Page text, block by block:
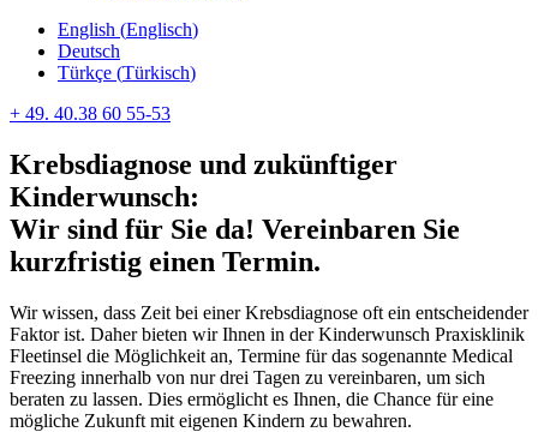
English (Englisch)
Deutsch
Türkçe (Türkisch)
+ 49. 40.38 60 55-53
Krebsdiagnose und zukünftiger
Kinderwunsch:
Wir sind für Sie da! Vereinbaren Sie
kurzfristig einen Termin.
Wir wissen, dass Zeit bei einer Krebsdiagnose oft ein entscheidender
Faktor ist. Daher bieten wir Ihnen in der Kinderwunsch Praxisklinik
Fleetinsel die Möglichkeit an, Termine für das sogenannte Medical
Freezing innerhalb von nur drei Tagen zu vereinbaren, um sich
beraten zu lassen. Dies ermöglicht es Ihnen, die Chance für eine
mögliche Zukunft mit eigenen Kindern zu bewahren.